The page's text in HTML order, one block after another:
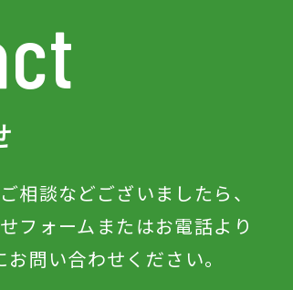
相談などございましたら、
フォームまたはお電話より
お問い合わせください。